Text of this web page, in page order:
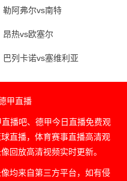
勒阿弗尔vs南特
昂热vs欧塞尔
巴列卡诺vs塞维利亚
甲直播
播吧、德甲今日直播免费观
直播，体育赛事直播高清观
回放高清视频实时更新。
均来自第三方平台，如有侵